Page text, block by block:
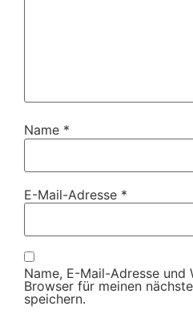
Name *
E-Mail-Adresse *
Name, E-Mail-Adresse und
Browser für meinen
speichern.